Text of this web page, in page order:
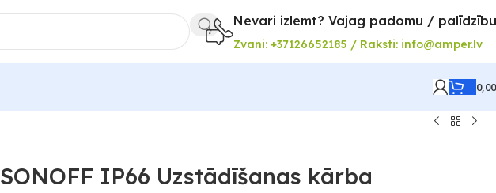
Nevari izlemt? Vajag padomu /
Zvani: +37126652185 / Raksti: info@amper.lv
SONOFF IP66 Uzstādīšanas kārba